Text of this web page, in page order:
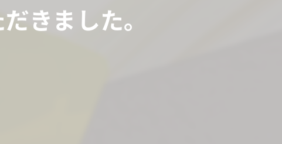
片付け
きました。